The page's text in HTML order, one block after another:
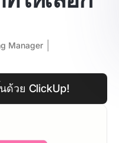
Manager
ด้วย ClickUp!